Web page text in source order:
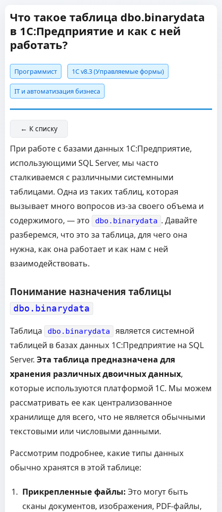
Что такое таблица dbo.binarydata
в 1С:Предприятие и как с ней
работать?
Программист 1С v8.3 (Управляемые формы)
IT и автоматизация бизнеса
← К списку
При работе с базами данных 1С:Предприятие,
использующими SQL Server, мы часто
сталкиваемся с различными системными
таблицами. Одна из таких таблиц, которая
вызывает много вопросов из-за своего объема и
содержимого, — это
dbo.binarydata . Давайте
разберемся, что это за таблица, для чего она
нужна, как она работает и как нам с ней
взаимодействовать.
Понимание назначения таблицы
dbo.binarydata
Таблица dbo.binarydata
является системной
таблицей в базах данных 1С:Предприятие на SQL
Server. Эта таблица предназначена для
хранения различных двоичных данных,
которые используются платформой 1С. Мы можем
рассматривать ее как централизованное
хранилище для всего, что не является обычными
текстовыми или числовыми данными.
Рассмотрим подробнее, какие типы данных
обычно хранятся в этой таблице:
Прикрепленные файлы: Это могут быть
сканы документов, изображения, PDF-файлы,